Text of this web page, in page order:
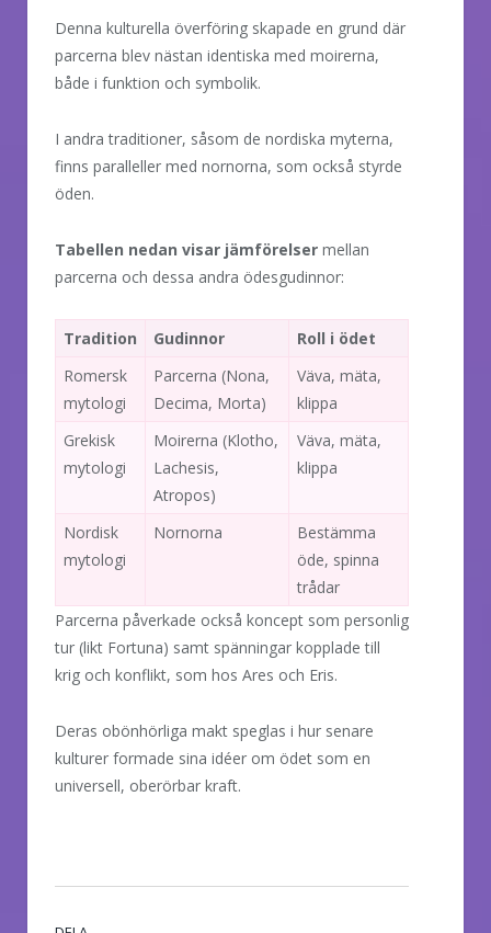
Denna kulturella överföring skapade en grund där
parcerna blev nästan identiska med moirerna,
både i funktion och symbolik.
I andra traditioner, såsom de nordiska myterna,
finns paralleller med nornorna, som också styrde
öden.
Tabellen nedan visar jämförelser mellan
parcerna och dessa andra ödesgudinnor:
Tradition Gudinnor
Roll i ödet
Romersk
mytologi
Parcerna (Nona,
Decima, Morta)
Väva, mäta,
klippa
Grekisk
mytologi
Moirerna (Klotho,
Lachesis,
Atropos)
Väva, mäta,
klippa
Nordisk
mytologi
Nornorna
Bestämma
öde, spinna
trådar
Parcerna påverkade också koncept som personlig
tur (likt Fortuna) samt spänningar kopplade till
krig och konflikt, som hos Ares och Eris.
Deras obönhörliga makt speglas i hur senare
kulturer formade sina idéer om ödet som en
universell, oberörbar kraft.